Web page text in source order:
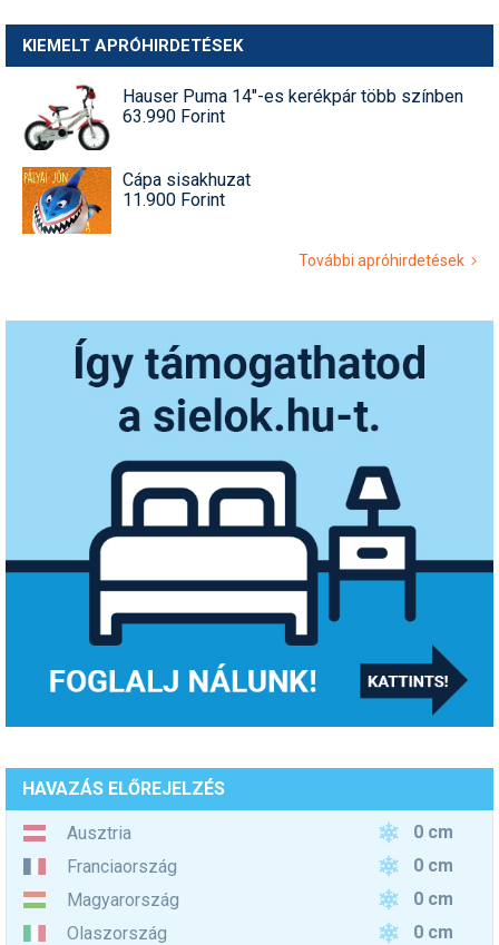
KIEMELT APRÓHIRDETÉSEK
Hauser Puma 14"-es kerékpár több színben
63.990 Forint
Cápa sisakhuzat
11.900 Forint
További apróhirdetések
HAVAZÁS ELŐREJELZÉS
Ausztria
0 cm
Franciaország
0 cm
Magyarország
0 cm
Olaszország
0 cm